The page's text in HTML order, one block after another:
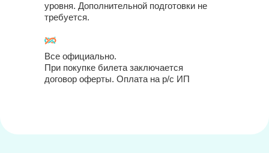
Все официально.
При покупке билета заключается
договор оферты. Оплата на р/с ИП
уровня. Дополнительной подготовки не
требуется.